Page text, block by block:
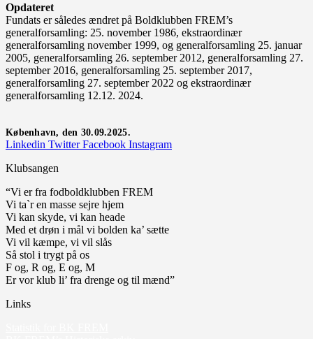
Opdateret
Fundats er således ændret på Boldklubben FREM’s
generalforsamling: 25. november 1986, ekstraordinær
generalforsamling november 1999, og generalforsamling 25. januar
2005, generalforsamling 26. september 2012, generalforsamling 27.
september 2016, generalforsamling 25. september 2017,
generalforsamling 27. september 2022 og ekstraordinær
generalforsamling 12.12. 2024.
København, den 30.09.2025.
Linkedin Twitter Facebook Instagram
Klubsangen
“Vi er fra fodboldklubben FREM
Vi ta`r en masse sejre hjem
Vi kan skyde, vi kan heade
Med et drøn i mål vi bolden ka’ sætte
Vi vil kæmpe, vi vil slås
Så stol i trygt på os
F og, R og, E og, M
Er vor klub li’ fra drenge og til mænd”
Links